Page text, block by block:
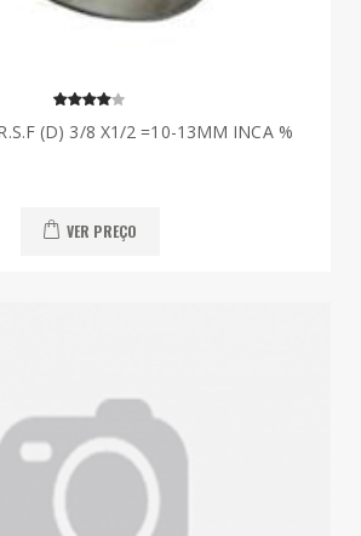
(D) 3/8 X1/2 =10-13MM INCA %
VER PREÇO